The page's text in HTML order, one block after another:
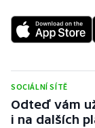
SOCIÁLNÍ SÍTĚ
Odteď vám
i na dalších